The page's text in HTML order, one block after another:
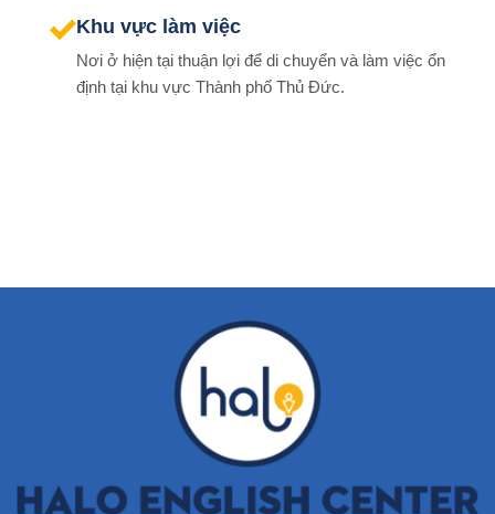
Khu vực làm việc
Nơi ở hiện tại thuận lợi để di chuyển và làm việc ổn
định tại khu vực Thành phố Thủ Đức.